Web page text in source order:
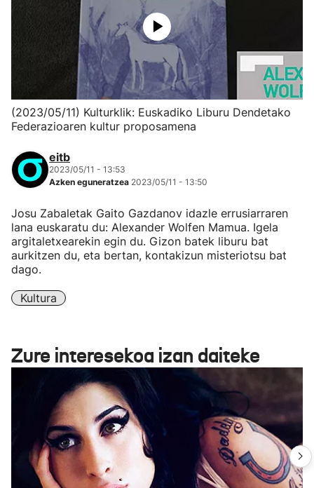
(2023/05/11) Kulturklik: Euskadiko Liburu Dendetako
Federazioaren kultur proposamena
eitb
2023/05/11 - 13:53
Azken eguneratzea 2023/05/11 - 13:50
Josu Zabaletak Gaito Gazdanov idazle errusiarraren
lana euskaratu du: Alexander Wolfen Mamua. Igela
argitaletxearekin egin du. Gizon batek liburu bat
aurkitzen du, eta bertan, kontakizun misteriotsu bat
dago.
Kultura
Zure interesekoa izan daiteke